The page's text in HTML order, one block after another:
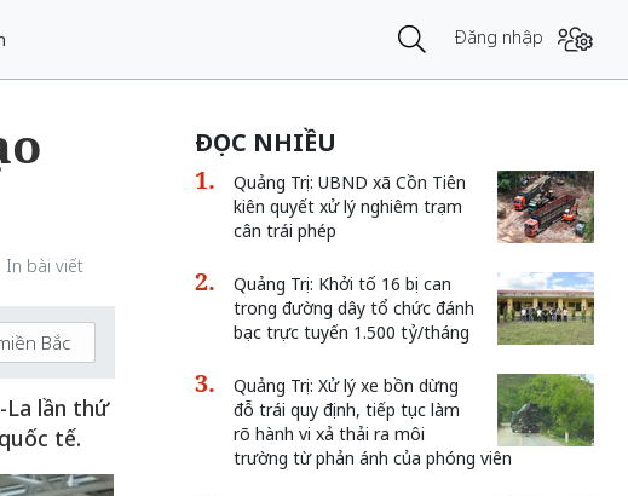
Đăng nhập
In bài viết
Bắc
La lần thứ
tế.
ĐỌC NHIỀU
Quảng Trị: UBND xã Cồn Tiên
kiên quyết xử lý nghiêm trạm
cân trái phép
Quảng Trị: Khởi tố 16 bị can
trong đường dây tổ chức đánh
bạc trực tuyến 1.500 tỷ/tháng
Quảng Trị: Xử lý xe bồn dừng
đỗ trái quy định, tiếp tục làm
rõ hành vi xả thải ra môi
trường từ phản ánh của phóng viên